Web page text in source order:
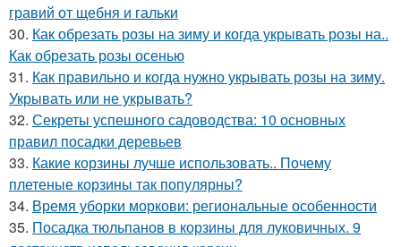
гравий от щебня и гальки
30. Как обрезать розы на зиму и когда укрывать розы на..
Как обрезать розы осенью
31. Как правильно и когда нужно укрывать розы на зиму.
Укрывать или не укрывать?
32. Секреты успешного садоводства: 10 основных
правил посадки деревьев
33. Какие корзины лучше использовать.. Почему
плетеные корзины так популярны?
34. Время уборки моркови: региональные особенности
35. Посадка тюльпанов в корзины для луковичных. 9